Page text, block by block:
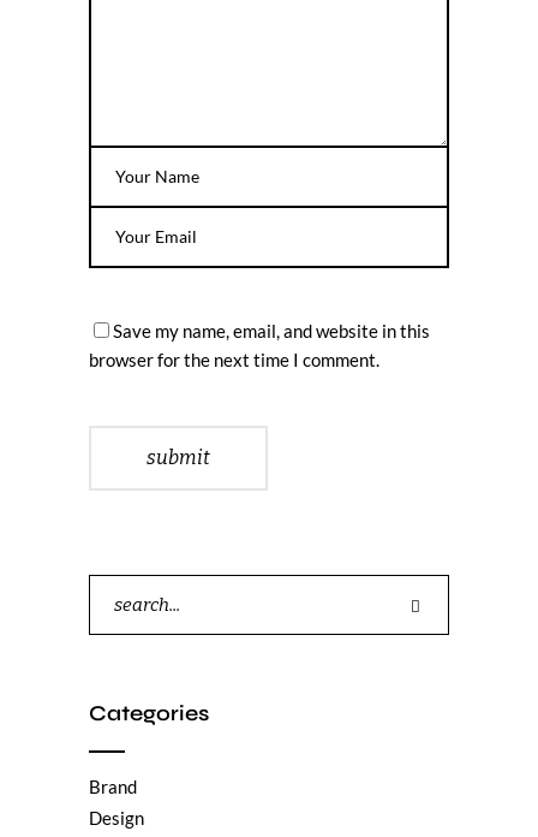
Save my name, email, and website in this
browser for the next time I comment.
submit
for:
Categories
Brand
Design